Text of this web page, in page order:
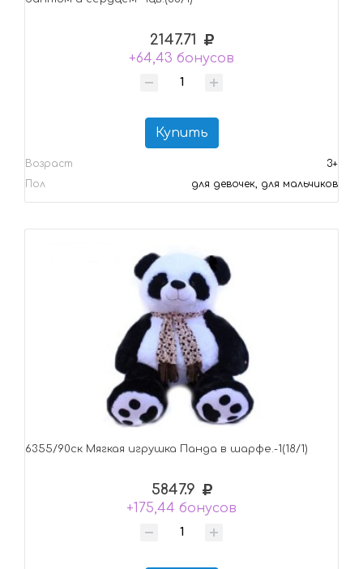
2147.71
+64,43 бонусов
Купить
Возраст
3+
Пол
для девочек, для мальчиков
6355/90ск Mягкая игрушка Панда в шарфе.-1(18/1)
5847.9
+175,44 бонусов